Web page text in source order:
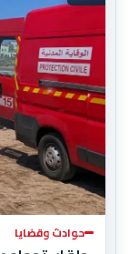
حوادث وقضايا